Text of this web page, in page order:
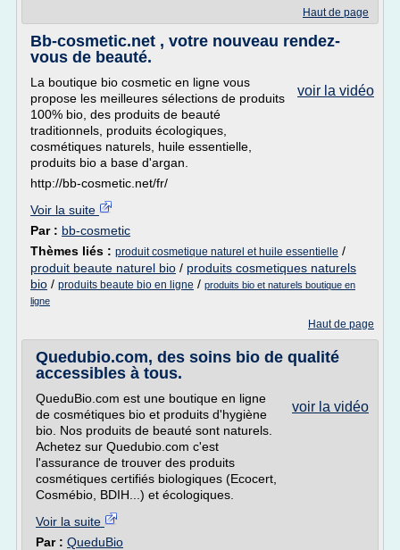
Haut de page
Bb-cosmetic.net , votre nouveau rendez-
vous de beauté.
voir la vidéo
La boutique bio cosmetic en ligne vous
propose les meilleures sélections de produits
100% bio, des produits de beauté
traditionnels, produits écologiques,
cosmétiques naturels, huile essentielle,
produits bio a base d'argan.
http://bb-cosmetic.net/fr/
Voir la suite
Par : bb-cosmetic
Thèmes liés : produit cosmetique naturel et huile essentielle /
produit beaute naturel bio / produits cosmetiques naturels
bio / produits beaute bio en ligne / produits bio et naturels boutique en
ligne
Haut de page
Quedubio.com, des soins bio de qualité
accessibles à tous.
voir la vidéo
QueduBio.com est une boutique en ligne
de cosmétiques bio et produits d'hygiène
bio. Nos produits de beauté sont naturels.
Achetez sur Quedubio.com c'est
l'assurance de trouver des produits
cosmétiques certifiés biologiques (Ecocert,
Cosmébio, BDIH...) et écologiques.
Voir la suite
Par : QueduBio